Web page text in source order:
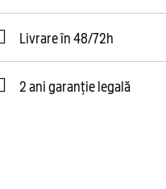
Livrare în 48/72h
2 ani garanție legală